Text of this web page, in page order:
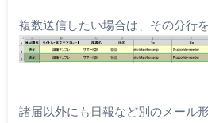
複数送信したい場合は、その分行
諸届以外にも日報など別のメール